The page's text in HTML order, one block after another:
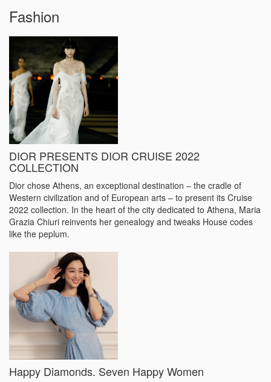
Fashion
DIOR PRESENTS DIOR CRUISE 2022
COLLECTION
Dior chose Athens, an exceptional destination – the cradle of
Western civilization and of European arts – to present its Cruise
2022 collection. In the heart of the city dedicated to Athena, Maria
Grazia Chiuri reinvents her genealogy and tweaks House codes
like the peplum.
Happy Diamonds. Seven Happy Women